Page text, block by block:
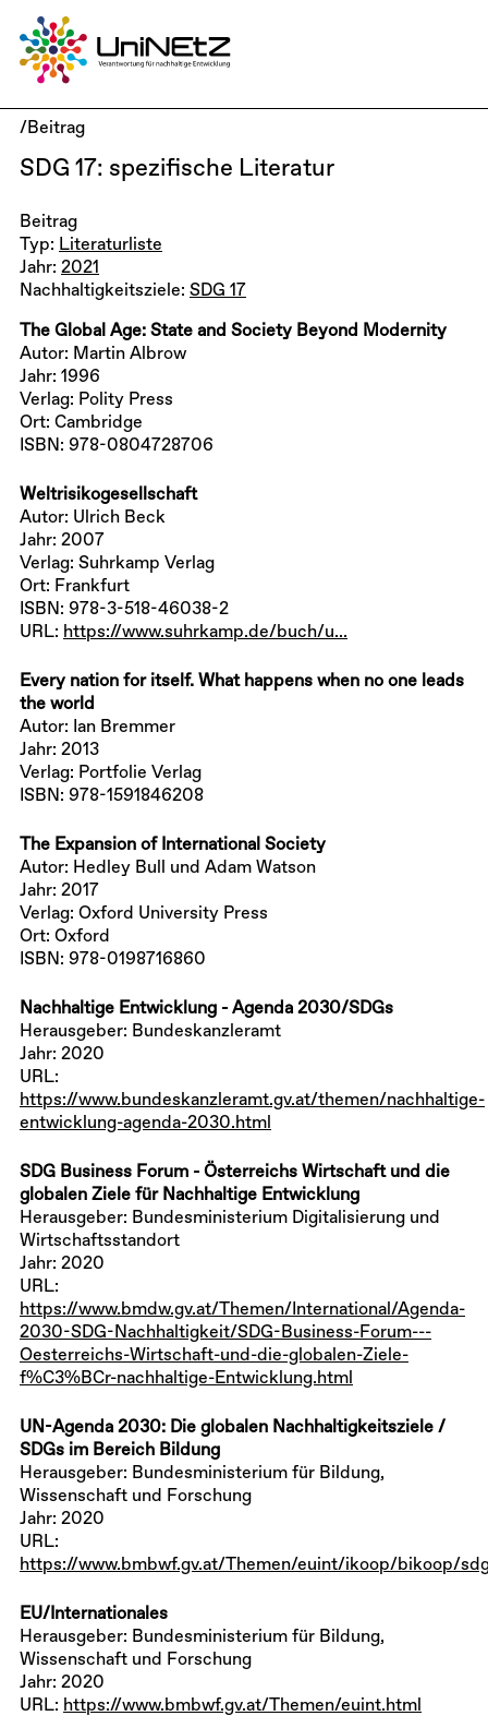
/Beitrag
SDG 17: spezifische Literatur
Beitrag
Typ: Literaturliste
Jahr: 2021
Nachhaltigkeitsziele: SDG 17
The Global Age: State and Society Beyond Modernity
Autor: Martin Albrow
Jahr: 1996
Verlag: Polity Press
Ort: Cambridge
ISBN: 978-0804728706
Weltrisikogesellschaft
Autor: Ulrich Beck
Jahr: 2007
Verlag: Suhrkamp Verlag
Ort: Frankfurt
ISBN: 978-3-518-46038-2
URL: https://www.suhrkamp.de/buch/u...
Every nation for itself. What happens when no one leads
the world
Autor: Ian Bremmer
Jahr: 2013
Verlag: Portfolie Verlag
ISBN: 978-1591846208
The Expansion of International Society
Autor: Hedley Bull und Adam Watson
Jahr: 2017
Verlag: Oxford University Press
Ort: Oxford
ISBN: 978-0198716860
Nachhaltige Entwicklung - Agenda 2030/SDGs
Herausgeber: Bundeskanzleramt
Jahr: 2020
URL:
https://www.bundeskanzleramt.gv.at/themen/nachhaltige-
entwicklung-agenda-2030.html
SDG Business Forum - Österreichs Wirtschaft und die
globalen Ziele für Nachhaltige Entwicklung
Herausgeber: Bundesministerium Digitalisierung und
Wirtschaftsstandort
Jahr: 2020
URL:
https://www.bmdw.gv.at/Themen/International/Agenda-
2030-SDG-Nachhaltigkeit/SDG-Business-Forum---
Oesterreichs-Wirtschaft-und-die-globalen-Ziele-
f%C3%BCr-nachhaltige-Entwicklung.html
UN-Agenda 2030: Die globalen Nachhaltigkeitsziele /
SDGs im Bereich Bildung
Herausgeber: Bundesministerium für Bildung,
Wissenschaft und Forschung
Jahr: 2020
URL:
https://www.bmbwf.gv.at/Themen/euint/ikoop/bikoop/
EU/Internationales
Herausgeber: Bundesministerium für Bildung,
Wissenschaft und Forschung
Jahr: 2020
URL: https://www.bmbwf.gv.at/Themen/euint.html